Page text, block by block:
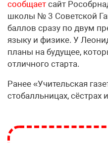
сообщает сайт
школы № 3 Советской
баллов сразу по двум
языку и физике. У
планы на будущее,
отличного старта.
Ранее «Учительская
стобалльницах, сёстрах